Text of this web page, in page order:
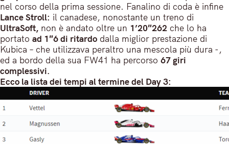
nel corso della prima sessione. Fanalino di coda è infine
Lance Stroll: il canadese, nonostante un treno di
UltraSoft, non è andato oltre un 1’20″262 che lo ha
portato ad 1″6 di ritardo dalla miglior prestazione di
Kubica – che utilizzava peraltro una mescola più dura -,
ed a bordo della sua FW41 ha percorso 67 giri
complessivi.
Ecco la lista dei tempi al termine del Day 3: